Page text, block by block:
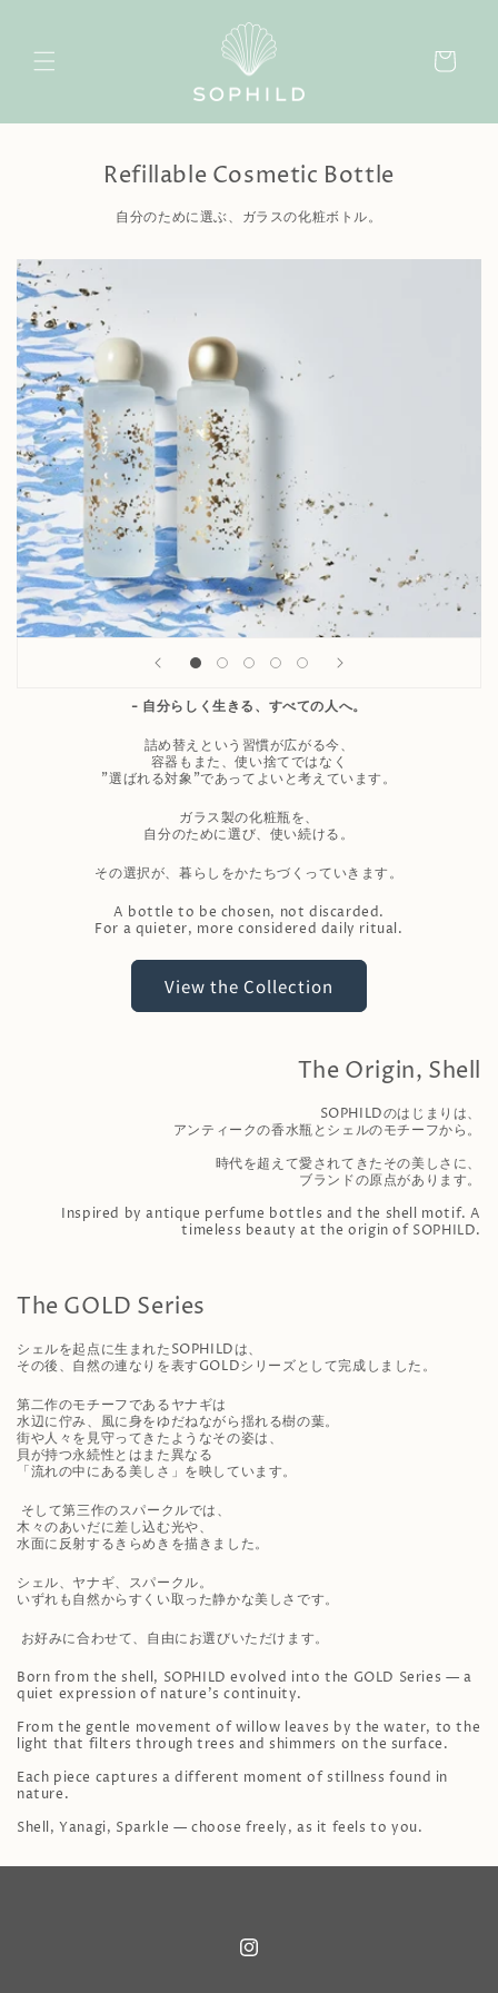
ー
Refillable Cosmetic Bottle
自分のために選ぶ、ガラスの化粧ボトル。
- 自分らしく生きる、すべての人へ。
詰め替えという習慣が広がる今、
容器もまた、使い捨てではなく
"選ばれる対象"であってよいと考えています。
ガラス製の化粧瓶を、
自分のために選び、使い続ける。
その選択が、暮らしをかたちづくっていきます。
A bottle to be chosen, not discarded.
For a quieter, more considered daily ritual.
View the Collection
The Origin, Shell
SOPHILDのはじまりは、
アンティークの香水瓶とシェルのモチーフから。
時代を超えて愛されてきたその美しさに、
ブランドの原点があります。
Inspired by antique perfume bottles and the shell motif. A
timeless beauty at the origin of SOPHILD.
The GOLD Series
シェルを起点に生まれたSOPHILDは、
その後、自然の連なりを表すGOLDシリーズとして完成しました。
第二作のモチーフであるヤナギは
水辺に佇み、風に身をゆだねながら揺れる樹の葉。
街や人々を見守ってきたようなその姿は、
貝が持つ永続性とはまた異なる
「流れの中にある美しさ」を映しています。
そして第三作のスパークルでは、
木々のあいだに差し込む光や、
水面に反射するきらめきを描きました。
シェル、ヤナギ、スパークル。
いずれも自然からすくい取った静かな美しさです。
お好みに合わせて、自由にお選びいただけます。
Born from the shell, SOPHILD evolved into the GOLD Series — a
quiet expression of nature’s continuity.
From the gentle movement of willow leaves by the water, to the
light that filters through trees and shimmers on the surface.
Each piece captures a different moment of stillness found in
nature.
Shell, Yanagi, Sparkle — choose freely, as it feels to you.
Instagram